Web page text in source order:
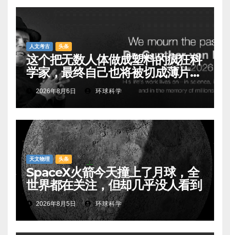
人文考古 头条
这个把无数人体做成塑料的疯狂科
学家，最终自己也将被切成薄片展
出2026年8月6日 环球科学
天文物理 头条
SpaceX火箭今天撞上了月球，全
世界都在关注，但却几乎没人看到
2026年8月5日 环球科学